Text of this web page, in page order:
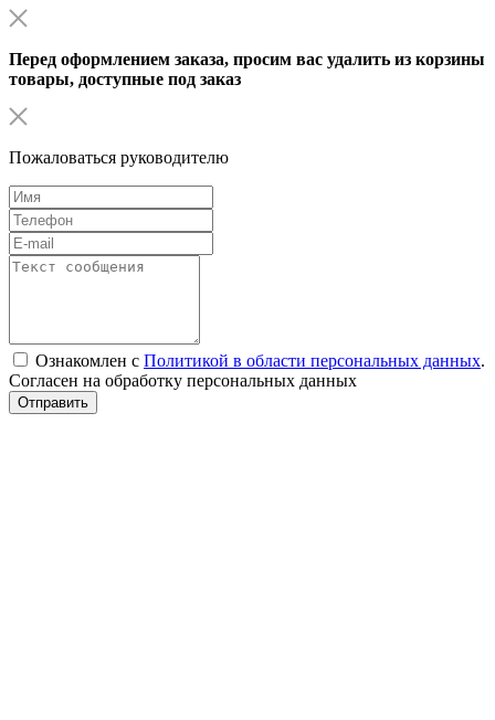
Перед оформлением заказа, просим вас удалить из корзины
товары, доступные под заказ
Пожаловаться руководителю
Ознакомлен с Политикой в области персональных данных.
Согласен на обработку персональных данных
Отправить